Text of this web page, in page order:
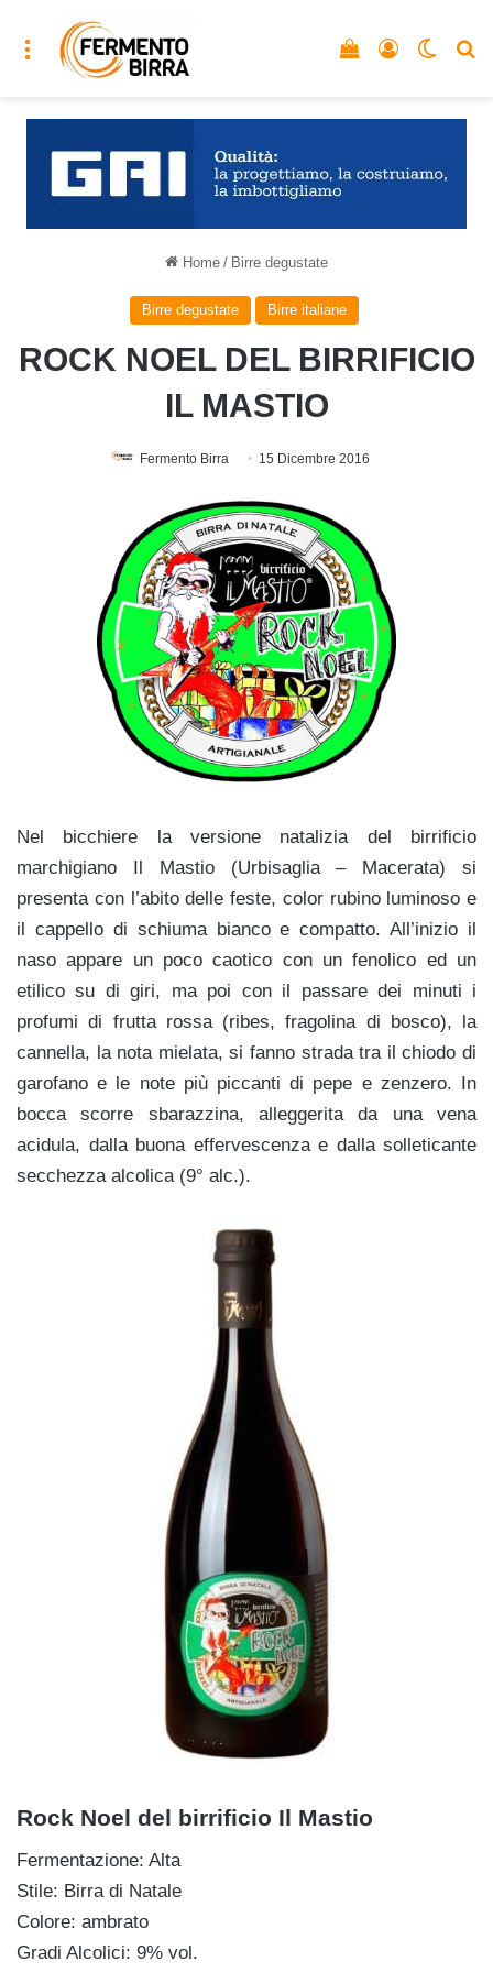
Menu Accedi
Vedi il carrello
Home / Birre degustate
Birre degustate Birre italiane
ROCK NOEL DEL BIRRIFICIO
IL MASTIO
Fermento Birra 15 Dicembre 2016
Nel bicchiere la versione natalizia del birrificio
marchigiano Il Mastio (Urbisaglia – Macerata) si
presenta con l’abito delle feste, color rubino luminoso e
il cappello di schiuma bianco e compatto. All’inizio il
naso appare un poco caotico con un fenolico ed un
etilico su di giri, ma poi con il passare dei minuti i
profumi di frutta rossa (ribes, fragolina di bosco), la
cannella, la nota mielata, si fanno strada tra il chiodo di
garofano e le note più piccanti di pepe e zenzero. In
bocca scorre sbarazzina, alleggerita da una vena
acidula, dalla buona effervescenza e dalla solleticante
secchezza alcolica (9° alc.).
Rock Noel del birrificio Il Mastio
Fermentazione: Alta
Stile: Birra di Natale
Colore: ambrato
Gradi Alcolici: 9% vol.